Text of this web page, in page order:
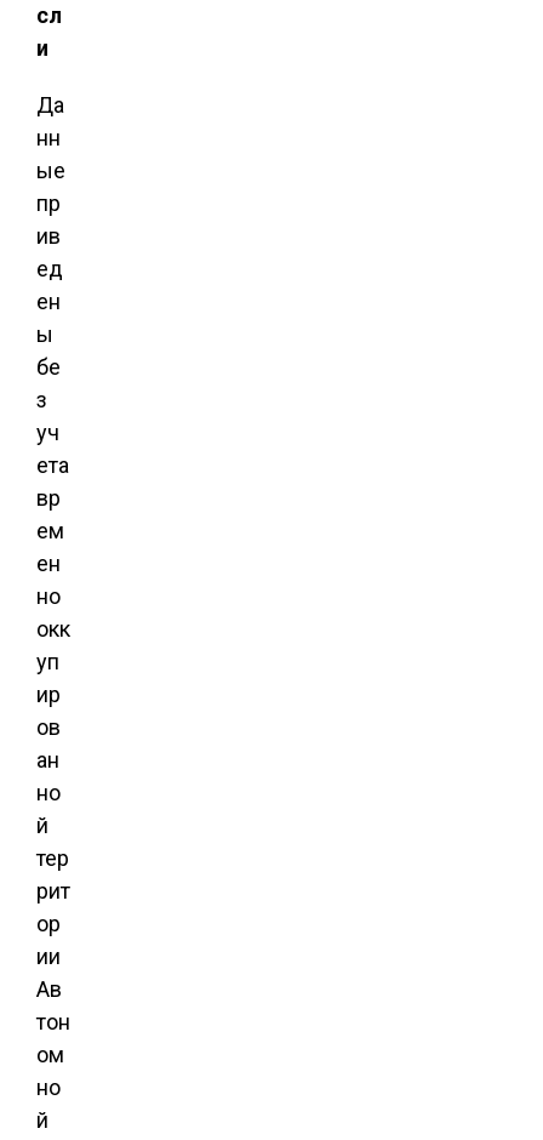
сл
и
Да
нн
ые
пр
ив
ед
ен
ы
бе
з
уч
ета
вр
ем
ен
но
окк
уп
ир
ов
ан
но
й
тер
рит
ор
ии
Ав
тон
ом
но
й